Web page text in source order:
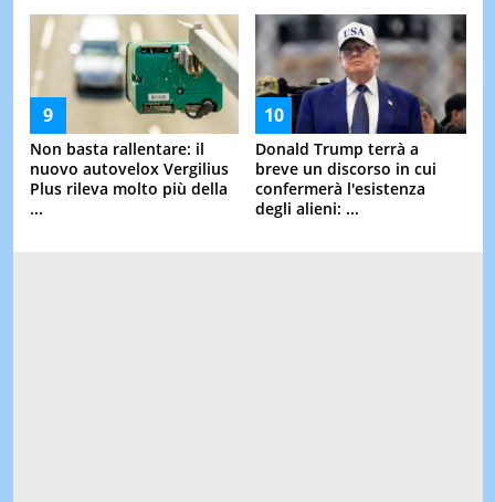
Non basta rallentare: il
nuovo autovelox Vergilius
Plus rileva molto più della
...
Donald Trump terrà a
breve un discorso in cui
confermerà l'esistenza
degli alieni: ...